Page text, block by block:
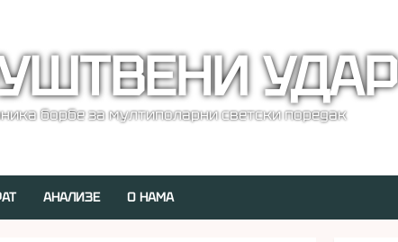
УДАР
борбе за мултиполарни светски поредак
АНАЛИЗЕ О НАМА